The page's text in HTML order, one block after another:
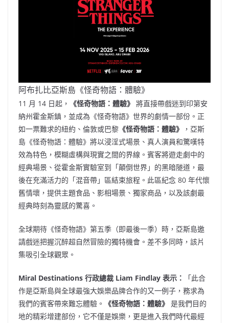
阿布扎比亞斯島《怪奇物語：體驗》
11 月 14 日起， 《怪奇物語：體驗》 將直接帶戲迷到印第安
納州霍金斯鎮，並成為《怪奇物語》世界的劇情一部份。正
如一票難求的紐約、倫敦或巴黎 《怪奇物語：體驗》
，亞斯
島《怪奇物語：體驗》將以浸淫式場景、真人演員和驚嘆特
效為特色，模糊虛構與現實之間的界線。賓客將遊走劇中的
經典場景、從霍金斯實驗室到「顛倒世界」的黑暗隧道，最
後在充滿活力的「混音帶」區結束旅程。此區紀念 80 年代懷
舊情壞，提供主題食品、影相場景、獨家商品，以及該劇最
經典時刻為靈感的驚喜。
全球期待《怪奇物語》第五季（即最後一季）時，亞斯島邀
請戲迷把握沉醉超自然冒險的獨特機會。差不多同時，該片
集吸引全球觀眾。
Miral Destinations 行政總裁 Liam Findlay 表示：
「此合
作是亞斯島與全球最強大娛樂品牌合作的又一例子，務求為
我們的賓客帶來難忘體驗。
《怪奇物語：體驗》 是我們目的
地的精彩增建部份，它不僅是娛樂，更是進入我們時代最經